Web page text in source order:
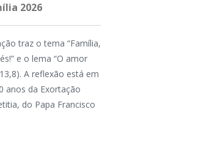
2026
traz o tema “Família,
e o lema “O amor
A reflexão está em
anos da Exortação
do Papa Francisco